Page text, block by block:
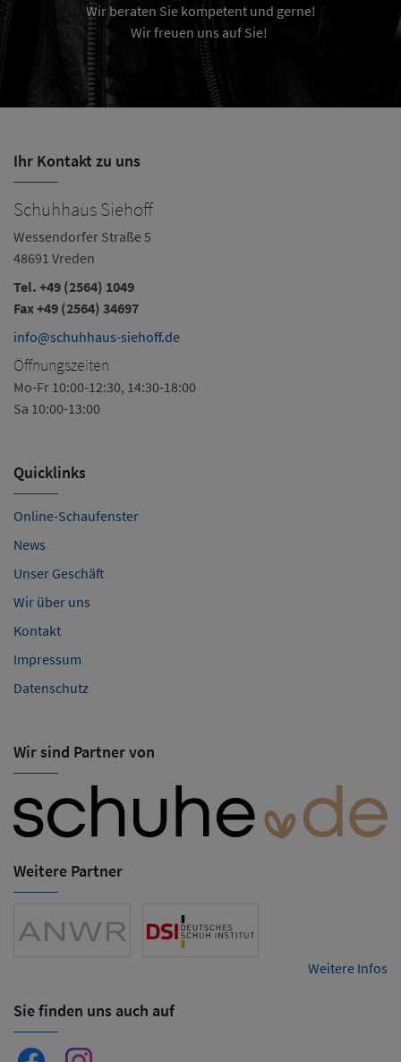
Wir beraten Sie kompetent und gerne!
Wir freuen uns auf Sie!
Ihr Kontakt zu uns
Schuhhaus Siehoff
Wessendorfer Straße 5
48691 Vreden
Tel. +49 (2564) 1049
Fax +49 (2564) 34697
info@schuhhaus-siehoff.de
Öffnungszeiten
Mo-Fr 10:00-12:30, 14:30-18:00
Sa 10:00-13:00
Quicklinks
Online-Schaufenster
News
Unser Geschäft
Wir über uns
Kontakt
Impressum
Datenschutz
Wir sind Partner von
Weitere Partner
Weitere Infos
Sie finden uns auch auf